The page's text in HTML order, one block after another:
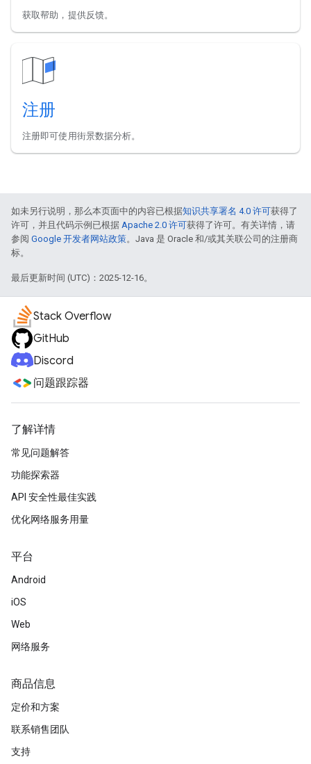
获取帮助，提供反馈。
注册
注册即可使用街景数据分析。
如未另行说明，那么本页面中的内容已根据知识共享署名 4.0 许可获得了
许可，并且代码示例已根据 Apache 2.0 许可获得了许可。有关详情，请
参阅 Google 开发者网站政策。Java 是 Oracle 和/或其关联公司的注册商
标。
最后更新时间 (UTC)：2025-12-16。
Stack Overflow
GitHub
Discord
问题跟踪器
了解详情
常见问题解答
功能探索器
API 安全性最佳实践
优化网络服务用量
平台
Android
iOS
Web
网络服务
商品信息
定价和方案
联系销售团队
支持